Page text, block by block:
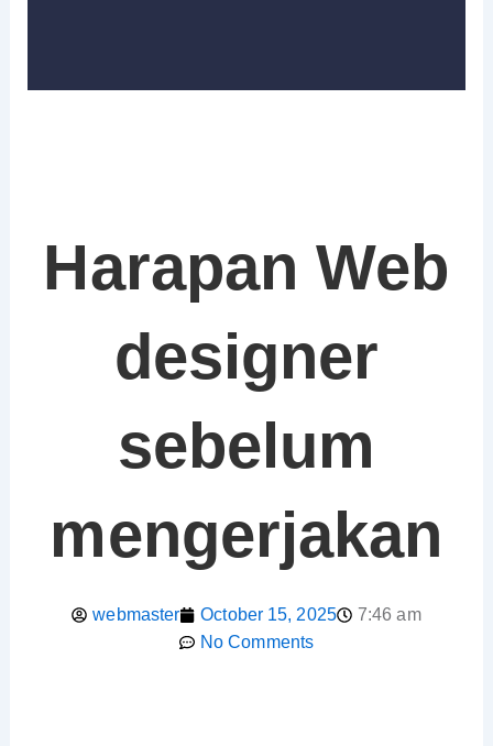
Harapan Web
designer
sebelum
mengerjakan
webmaster October 15, 2025
7:46 am
No Comments